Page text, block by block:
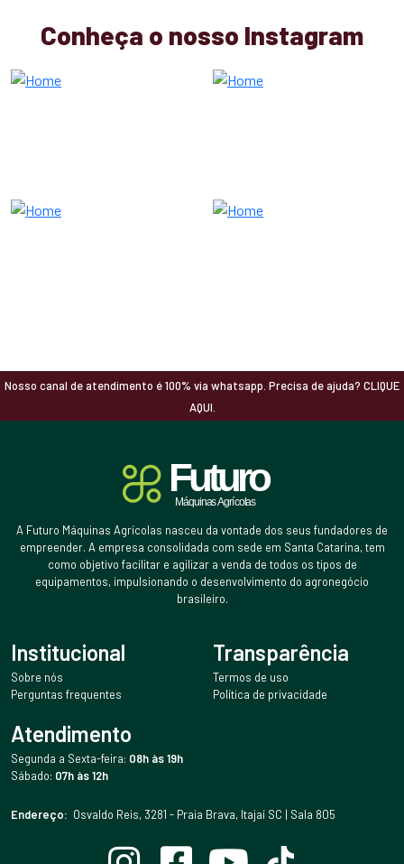
Conheça o nosso Instagram
Nosso canal de atendimento é 100% via whatsapp. Precisa de ajuda? CLIQUE
AQUI.
A Futuro Máquinas Agrícolas nasceu da vontade dos seus fundadores de
empreender. A empresa consolidada com sede em Santa Catarina, tem
como objetivo facilitar e agilizar a venda de todos os tipos de
equipamentos, impulsionando o desenvolvimento do agronegócio
brasileiro.
Institucional
Sobre nós
Perguntas frequentes
Transparência
Termos de uso
Política de privacidade
Atendimento
Segunda a Sexta-feira: 08h às 19h
Sábado: 07h às 12h
Endereço: Osvaldo Reis, 3281 - Praia Brava, Itajaí SC | Sala 805